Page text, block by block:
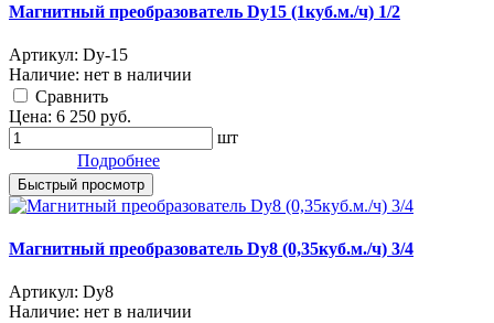
Магнитный преобразователь Dy15 (1куб.м./ч) 1/2
Артикул: Dy-15
Наличие: нет в наличии
Cравнить
Цена: 6 250 руб.
шт
Подробнее
Быстрый просмотр
Магнитный преобразователь Dy8 (0,35куб.м./ч) 3/4
Артикул: Dy8
Наличие: нет в наличии